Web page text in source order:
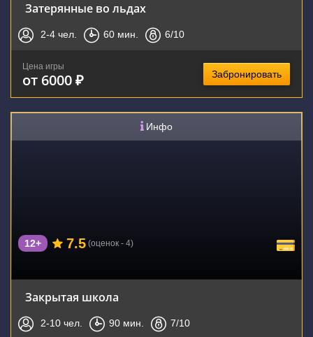
Затерянные во льдах
2-4 чел. 60 мин. 6/10
Цена игры
от 6000 ₽ Забронировать
Инфо
12+ 7.5 (оценок - 4)
Закрытая школа
2-10 чел. 90 мин. 7/10